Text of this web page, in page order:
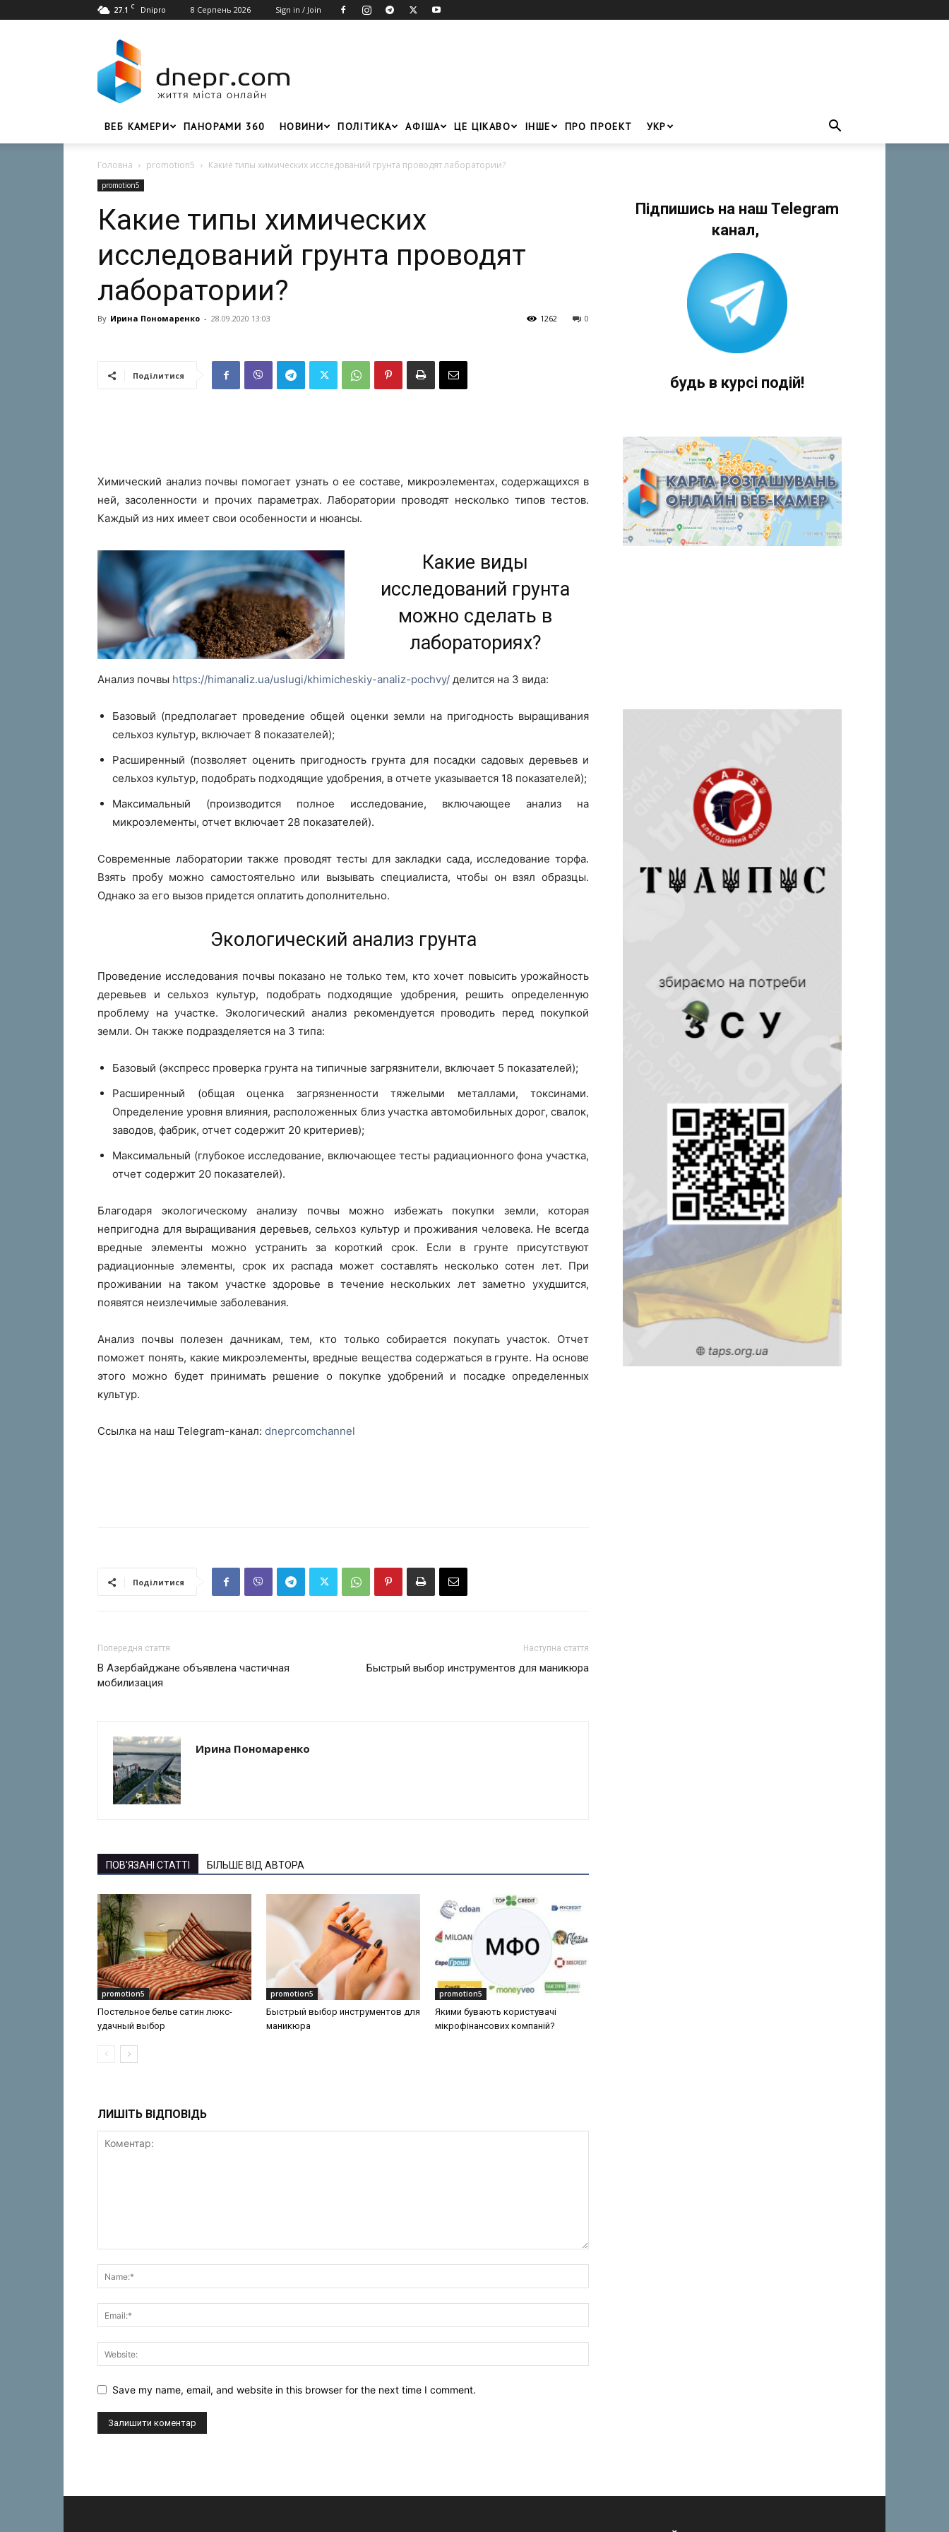
27.1 C Dnipro 8 Серпень 2026 Sign in / Join
Головний
портал
Дніпра
ВЕБ КАМЕРИ ПАНОРАМИ 360 НОВИНИ ПОЛІТИКА АФІША ЦЕ ЦІКАВО ІНШЕ ПРО ПРОЕКТ УКР
Головна promotion5 Какие типы химических исследований грунта проводят лаборатории?
promotion5
Какие типы химических
исследований грунта проводят
лаборатории?
By Ирина Пономаренко - 28.09.2020 13:03 0
1262
Поділитися
Химический анализ почвы помогает узнать о ее составе, микроэлементах, содержащихся в
ней, засоленности и прочих параметрах. Лаборатории проводят несколько типов тестов.
Каждый из них имеет свои особенности и нюансы.
Какие виды
исследований грунта
можно сделать в
лабораториях?
Анализ почвы https://himanaliz.ua/uslugi/khimicheskiy-analiz-pochvy/ делится на 3 вида:
Базовый (предполагает проведение общей оценки земли на пригодность выращивания
сельхоз культур, включает 8 показателей);
Расширенный (позволяет оценить пригодность грунта для посадки садовых деревьев и
сельхоз культур, подобрать подходящие удобрения, в отчете указывается 18 показателей);
Максимальный (производится полное исследование, включающее анализ на
микроэлементы, отчет включает 28 показателей).
Современные лаборатории также проводят тесты для закладки сада, исследование торфа.
Взять пробу можно самостоятельно или вызывать специалиста, чтобы он взял образцы.
Однако за его вызов придется оплатить дополнительно.
Экологический анализ грунта
Проведение исследования почвы показано не только тем, кто хочет повысить урожайность
деревьев и сельхоз культур, подобрать подходящие удобрения, решить определенную
проблему на участке. Экологический анализ рекомендуется проводить перед покупкой
земли. Он также подразделяется на 3 типа:
Базовый (экспресс проверка грунта на типичные загрязнители, включает 5 показателей);
Расширенный (общая оценка загрязненности тяжелыми металлами, токсинами.
Определение уровня влияния, расположенных близ участка автомобильных дорог, свалок,
заводов, фабрик, отчет содержит 20 критериев);
Максимальный (глубокое исследование, включающее тесты радиационного фона участка,
отчет содержит 20 показателей).
Благодаря экологическому анализу почвы можно избежать покупки земли, которая
непригодна для выращивания деревьев, сельхоз культур и проживания человека. Не всегда
вредные элементы можно устранить за короткий срок. Если в грунте присутствуют
радиационные элементы, срок их распада может составлять несколько сотен лет. При
проживании на таком участке здоровье в течение нескольких лет заметно ухудшится,
появятся неизлечимые заболевания.
Анализ почвы полезен дачникам, тем, кто только собирается покупать участок. Отчет
поможет понять, какие микроэлементы, вредные вещества содержаться в грунте. На основе
этого можно будет принимать решение о покупке удобрений и посадке определенных
культур.
Ссылка на наш Telegram-канал: dneprcomchannel
Поділитися
Попередня стаття
В Азербайджане объявлена частичная
мобилизация
Наступна стаття
Быстрый выбор инструментов для маникюра
Ирина Пономаренко
ПОВ'ЯЗАНІ СТАТТІ БІЛЬШЕ ВІД АВТОРА
promotion5
Постельное белье сатин люкс-
удачный выбор
promotion5
Быстрый выбор инструментов для
маникюра
promotion5
Якими бувають користувачі
мікрофінансових компаній?
ЛИШІТЬ ВІДПОВІДЬ
Save my name, email, and website in this browser for the next time I comment.
Підпишись на наш Telegram
канал,
будь в курсі подій!